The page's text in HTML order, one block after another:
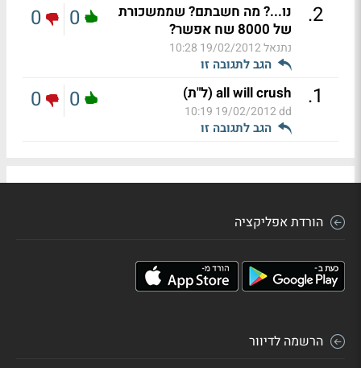
2
.
נו...? מה חשבתם? שממשכורת
של 8000 שח אפשר?
נתנאל19/02/2012 10:28
הגב לתגובה זו
0
0
1
. all will crush (ל"ת)
dd
19/02/2012 10:19
הגב לתגובה זו
0
0
הורדת אפליקציה
הרשמה לדיוור